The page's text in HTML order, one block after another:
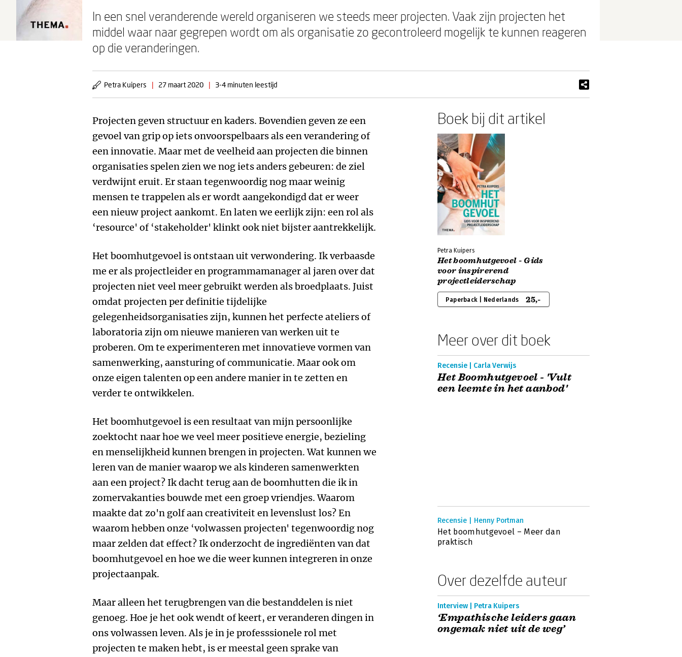
In een snel veranderende wereld organiseren we steeds meer projecten. Vaak zijn projecten het
middel waar naar gegrepen wordt om als organisatie zo gecontroleerd mogelijk te kunnen reageren
op die veranderingen.
Petra Kuipers | 27 maart 2020 | 3-4 minuten leestijd
Projecten geven structuur en kaders. Bovendien geven ze een
gevoel van grip op iets onvoorspelbaars als een verandering of
een innovatie. Maar met de veelheid aan projecten die binnen
organisaties spelen zien we nog iets anders gebeuren: de ziel
verdwijnt eruit. Er staan tegenwoordig nog maar weinig
mensen te trappelen als er wordt aangekondigd dat er weer
een nieuw project aankomt. En laten we eerlijk zijn: een rol als
‘resource' of ‘stakeholder' klinkt ook niet bijster aantrekkelijk.
Het boomhutgevoel is ontstaan uit verwondering. Ik verbaasde
me er als projectleider en programmamanager al jaren over dat
projecten niet veel meer gebruikt werden als broedplaats. Juist
omdat projecten per definitie tijdelijke
gelegenheidsorganisaties zijn, kunnen het perfecte ateliers of
laboratoria zijn om nieuwe manieren van werken uit te
proberen. Om te experimenteren met innovatieve vormen van
samenwerking, aansturing of communicatie. Maar ook om
onze eigen talenten op een andere manier in te zetten en
verder te ontwikkelen.
Het boomhutgevoel is een resultaat van mijn persoonlijke
zoektocht naar hoe we veel meer positieve energie, bezieling
en menselijkheid kunnen brengen in projecten. Wat kunnen we
leren van de manier waarop we als kinderen samenwerkten
aan een project? Ik dacht terug aan de boomhutten die ik in
zomervakanties bouwde met een groep vriendjes. Waarom
maakte dat zo'n golf aan creativiteit en levenslust los? En
waarom hebben onze ‘volwassen projecten' tegenwoordig nog
maar zelden dat effect? Ik onderzocht de ingrediënten van dat
boomhutgevoel en hoe we die weer kunnen integreren in onze
projectaanpak.
Maar alleen het terugbrengen van die bestanddelen is niet
genoeg. Hoe je het ook wendt of keert, er veranderen dingen in
ons volwassen leven. Als je in je professsionele rol met
projecten te maken hebt, is er meestal geen sprake van
Boek bij dit artikel
Petra Kuipers
Het boomhutgevoel - Gids
voor inspirerend
projectleiderschap
Paperback | Nederlands 25,-
Meer over dit boek
Recensie | Carla Verwijs
Het Boomhutgevoel - 'Vult
een leemte in het aanbod'
Recensie | Henny Portman
Het boomhutgevoel – Meer dan
praktisch
Over dezelfde auteur
Interview | Petra Kuipers
‘Empathische leiders gaan
ongemak niet uit de weg’